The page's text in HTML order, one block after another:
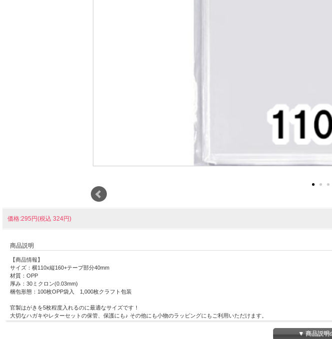
価格:295円(税込 324円)
商品説明
【商品情報】
サイズ：横110x縦160+テープ部分40mm
材質：OPP
厚み：30ミクロン(0.03mm)
梱包形態：100枚OPP袋入 1,000枚クラフト包装
官製はがきを5枚程度入れるのに最適なサイズです！
大切なハガキやレターセットの保管、保護にも♪ その他にも小物のラッピングにもご利用いただけます。
▼ 商品説明